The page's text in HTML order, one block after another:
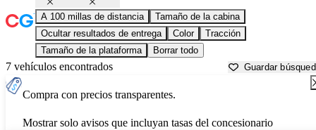
A 100 millas de distancia
Tamaño de la cabina
Ocultar resultados de entrega
Color
Tracción
Tamaño de la plataforma
Borrar todo
7 vehículos encontrados Guardar
Compra con precios transparentes.
Mostrar solo avisos que incluyan tasas del concesionario